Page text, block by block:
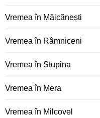
Vremea în Măicănești
Vremea în Râmniceni
Vremea în Stupina
Vremea în Mera
Vremea în Milcovel